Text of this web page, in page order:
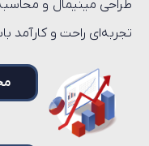
طراحی مینیمال و
تجربه‌ای راحت و کارآمد